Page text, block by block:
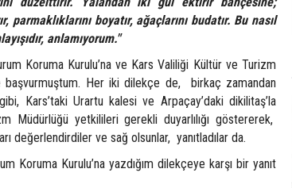
parmaklıklarını boyatır, ağaçlarını budatır. Bu nasıl
anlamıyorum."
Koruma Kurulu’na ve Kars Valiliği Kültür ve Turizm
başvurmuştum. Her iki dilekçe de, birkaç zamandan
Kars’taki Urartu kalesi ve Arpaçay’daki dikilitaş’la
Müdürlüğü yetkilileri gerekli duyarlılığı göstererek,
değerlendirdiler ve sağ olsunlar, yanıtladılar da.
Koruma Kurulu’na yazdığım dilekçeye karşı bir yanıt